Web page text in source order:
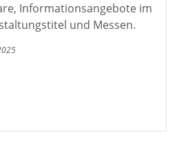
Informationsangebote im
und Messen.